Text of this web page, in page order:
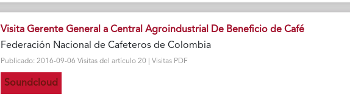
Visita Gerente General a Central Agroindustrial De Beneficio de Café
Federación Nacional de Cafeteros de Colombia
Publicado: 2016-09-06 Visitas del artículo 20 | Visitas PDF
Soundcloud